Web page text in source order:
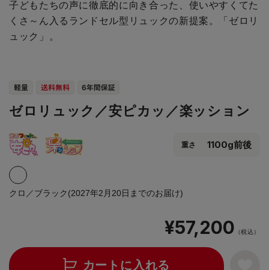
子どもたちの声に徹底的に向き合った、使いやすくてた
くさ～ん入るランドセル型リュックの新提案。「ゼロリ
ュック」。
ゼロリュック／安ピカッ／楽ッション
重さ 1100g前後
クロ／ブラック(2027年2月20日までのお届け)
¥57,200 （税込）
カートに入れる